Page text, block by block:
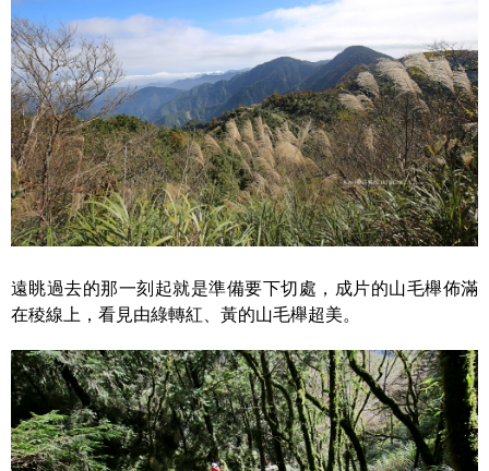
遠眺過去的那一刻起就是準備要下切處，成片的山毛櫸佈滿
在稜線上，看見由綠轉紅、黃的山毛櫸超美。